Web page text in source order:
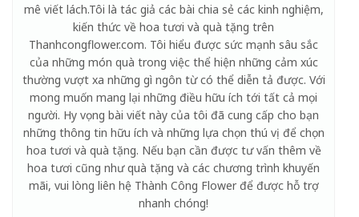
mê viết lách.Tôi là tác giả các bài chia sẻ các kinh nghiệm,
kiến thức về hoa tươi và quà tặng trên
Thanhcongflower.com. Tôi hiểu được sức mạnh sâu sắc
của những món quà trong việc thể hiện những cảm xúc
thường vượt xa những gì ngôn từ có thể diễn tả được. Với
mong muốn mang lại những điều hữu ích tới tất cả mọi
người. Hy vọng bài viết này của tôi đã cung cấp cho bạn
những thông tin hữu ích và những lựa chọn thú vị để chọn
hoa tươi và quà tặng. Nếu bạn cần được tư vấn thêm về
hoa tươi cũng như quà tặng và các chương trình khuyến
mãi, vui lòng liên hệ Thành Công Flower để được hỗ trợ
nhanh chóng!